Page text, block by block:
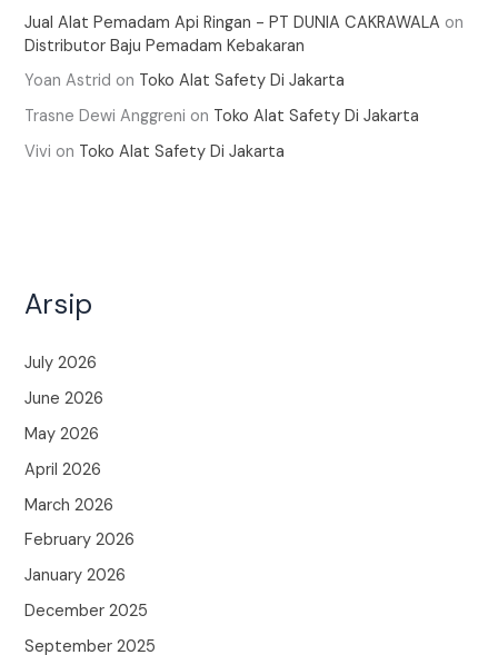
Jual Alat Pemadam Api Ringan - PT DUNIA CAKRAWALA on
Distributor Baju Pemadam Kebakaran
Yoan Astrid on Toko Alat Safety Di Jakarta
Trasne Dewi Anggreni on Toko Alat Safety Di Jakarta
Vivi on Toko Alat Safety Di Jakarta
Arsip
July 2026
June 2026
May 2026
April 2026
March 2026
February 2026
January 2026
December 2025
September 2025